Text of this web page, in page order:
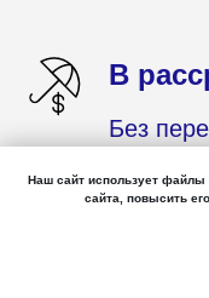
В
Без
Наш сайт использует файлы
сайта, повысить